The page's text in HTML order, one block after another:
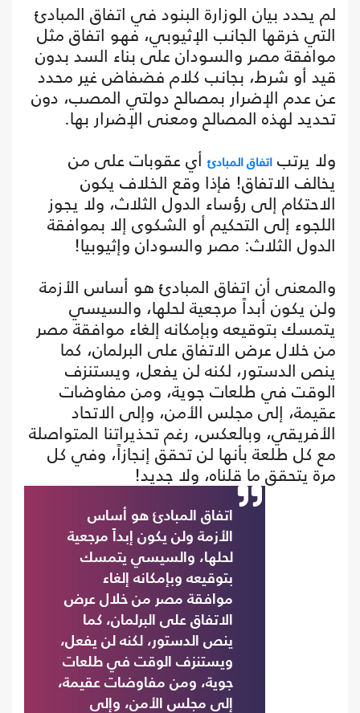
لم يحدد بيان الوزارة البنود في اتفاق المبادئ
التي خرقها الجانب الإثيوبي، فهو اتفاق مثل
موافقة مصر والسودان على بناء السد بدون
قيد أو شرط، بجانب كلام فضفاض غير محدد
عن عدم الإضرار بمصالح دولتي المصب، دون
تحديد لهذه المصالح ومعنى الإضرار بها.
ولا يرتب اتفاق المبادئ أي عقوبات على من
يخالف الاتفاق! فإذا وقع الخلاف يكون
الاحتكام إلى رؤساء الدول الثلاث، ولا يجوز
اللجوء إلى التحكيم أو الشكوى إلا بموافقة
الدول الثلاث: مصر والسودان وإثيوبيا!
والمعنى أن اتفاق المبادئ هو أساس الأزمة
ولن يكون أبداً مرجعية لحلها، والسيسي
يتمسك بتوقيعه وبإمكانه إلغاء موافقة مصر
من خلال عرض الاتفاق على البرلمان، كما
ينص الدستور، لكنه لن يفعل، ويستنزف
الوقت في طلعات جوية، ومن مفاوضات
عقيمة، إلى مجلس الأمن، وإلى الاتحاد
الأفريقي، وبالعكس، رغم تحذيراتنا المتواصلة
مع كل طلعة بأنها لن تحقق إنجازاً، وفي كل
مرة يتحقق ما قلناه، ولا جديد!
اتفاق المبادئ هو أساس
الأزمة ولن يكون إبداً مرجعية
لحلها، والسيسي يتمسك
بتوقيعه وبإمكانه إلغاء
موافقة مصر من خلال عرض
الاتفاق على البرلمان، كما
ينص الدستور، لكنه لن يفعل،
ويستنزف الوقت في طلعات
جوية، ومن مفاوضات عقيمة،
إلى مجلس الأمن، وإلى